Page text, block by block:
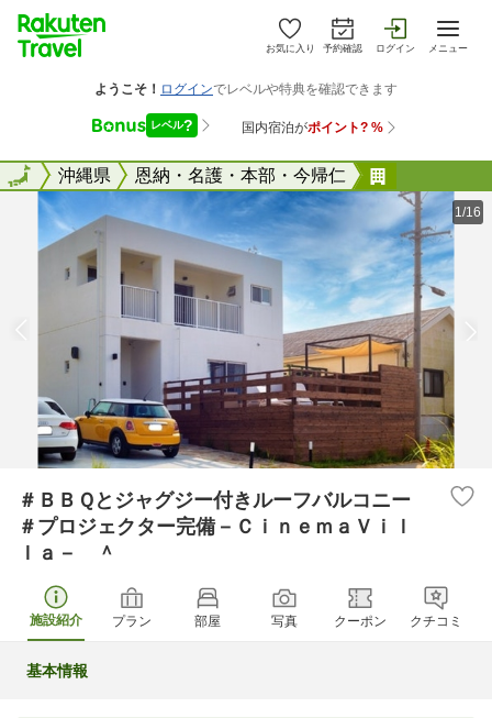
お気に入り 予約確認 ログイン メニュー
全国沖縄県 恩納・名護・本部・今帰仁
全国
1/16
＃ＢＢＱとジャグジー付きルーフバルコニー
＃プロジェクター完備－ＣｉｎｅｍａＶｉｌ
ｌａ－ ＾
施設紹介 プラン 部屋 写真 クーポン クチコミ
基本情報